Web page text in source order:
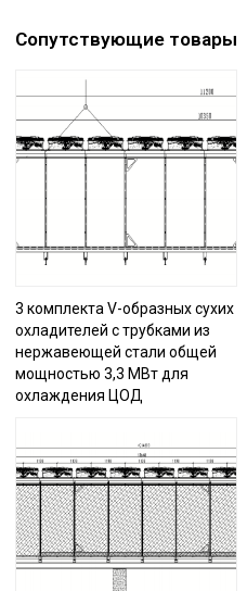
Сопутствующие товары
3 комплекта V-образных сухих
охладителей с трубками из
нержавеющей стали общей
мощностью 3,3 МВт для
охлаждения ЦОД